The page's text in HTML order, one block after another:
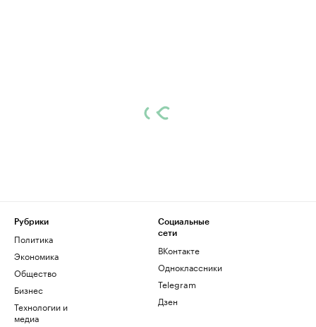
Рубрики
Политика
Экономика
Общество
Бизнес
Технологии и
медиа
Социальные
сети
ВКонтакте
Одноклассники
Telegram
Дзен